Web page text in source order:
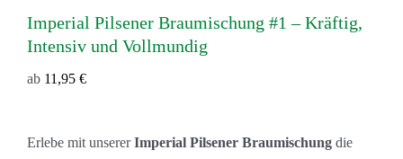
Imperial Pilsener Braumischung #1 – Kräftig,
Intensiv und Vollmundig
ab 11,95 €
Erlebe mit unsererImperial Pilsener Braumischung die